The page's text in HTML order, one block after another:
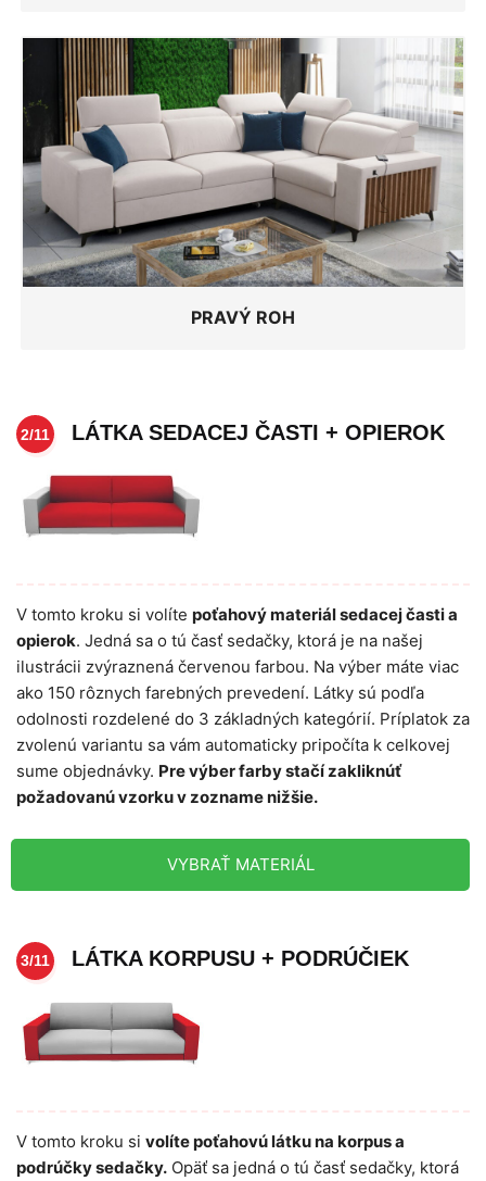
PRAVÝ ROH
2/11 LÁTKA SEDACEJ ČASTI + OPIEROK
V tomto kroku si volíte poťahový materiál sedacej časti a
opierok. Jedná sa o tú časť sedačky, ktorá je na našej
ilustrácii zvýraznená červenou farbou. Na výber máte viac
ako 150 rôznych farebných prevedení. Látky sú podľa
odolnosti rozdelené do 3 základných kategórií. Príplatok za
zvolenú variantu sa vám automaticky pripočíta k celkovej
sume objednávky. Pre výber farby stačí zakliknúť
požadovanú vzorku v zozname nižšie.
VYBRAŤ MATERIÁL
3/11 LÁTKA KORPUSU + PODRÚČIEK
V tomto kroku si volíte poťahovú látku na korpus a
podrúčky sedačky. Opäť sa jedná o tú časť sedačky, ktorá